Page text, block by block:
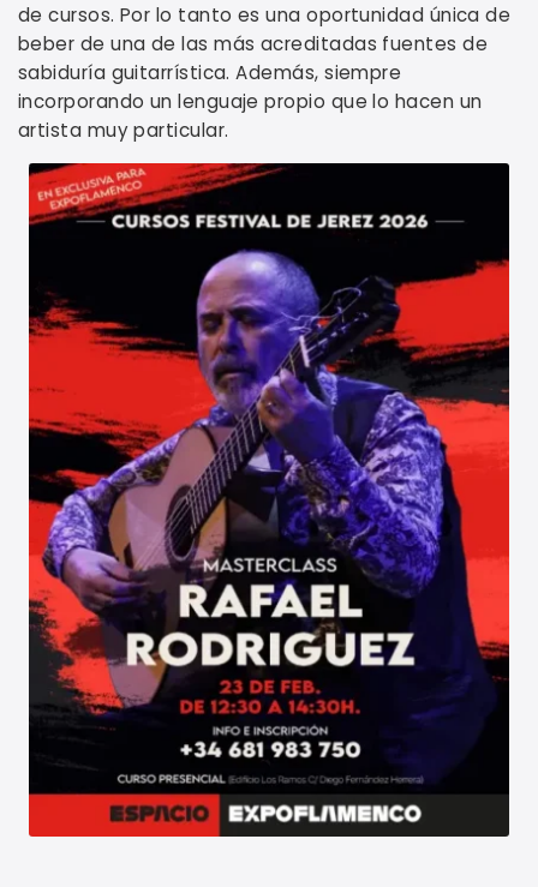
de cursos. Por lo tanto es una oportunidad única de
beber de una de las más acreditadas fuentes de
sabiduría guitarrística. Además, siempre
incorporando un lenguaje propio que lo hacen un
artista muy particular.